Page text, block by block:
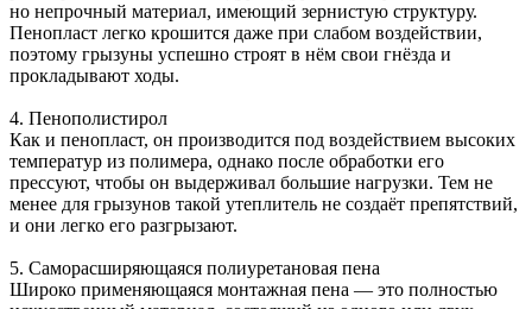
но непрочный материал, имеющий зернистую структуру.
Пенопласт легко крошится даже при слабом воздействии,
поэтому грызуны успешно строят в нём свои гнёзда и
прокладывают ходы.
4. Пенополистирол
Как и пенопласт, он производится под воздействием высоких
температур из полимера, однако после обработки его
прессуют, чтобы он выдерживал большие нагрузки. Тем не
менее для грызунов такой утеплитель не создаёт препятствий,
и они легко его разгрызают.
5. Саморасширяющаяся полиуретановая пена
Широко применяющаяся монтажная пена — это полностью